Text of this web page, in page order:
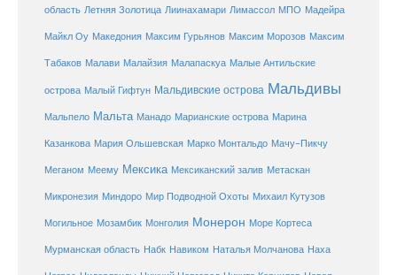
область Летняя Золотица Лиинахамари Лимассол МПО Мадейра
Майкл Оу Македония Максим Гурьянов Максим Морозов Максим
Табаков Малави Малайзия Малапаскуа Малые Антильские
острова Малый Гифтун Мальдивские острова Мальдивы
Мальпело Мальта Манадо Марианские острова Марина
Казанкова Мария Ольшевская Марко Монтальдо Мачу-Пикчу
Меганом Меему Мексика Мексиканский залив Метаскан
Микронезия Миндоро Мир Подводной Охоты Михаил Кутузов
Могильное Мозамбик Монголия Монерон Море Кортеса
Мурманская область Набк Навиком Наталья Молчанова Наха